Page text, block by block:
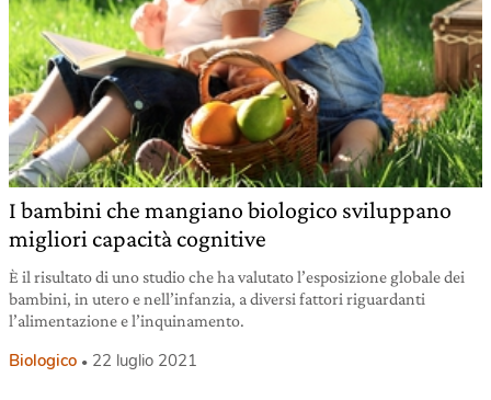
I bambini che mangiano biologico sviluppano
migliori capacità cognitive
È il risultato di uno studio che ha valutato l’esposizione globale dei
bambini, in utero e nell’infanzia, a diversi fattori riguardanti
l’alimentazione e l’inquinamento.
Biologico 22 luglio 2021